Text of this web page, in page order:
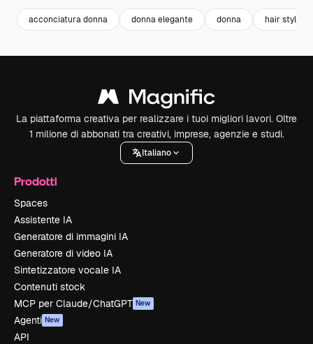
acconciatura donna donna elegante donna hair style
La piattaforma creativa per realizzare i tuoi migliori lavori. Oltre
1 milione di abbonati tra creativi, imprese, agenzie e studi.
Italiano
Prodotti
Spaces
Assistente IA
Generatore di immagini IA
Generatore di video IA
Sintetizzatore vocale IA
Contenuti stock
MCP per Claude/ChatGPT New
Agenti New
API